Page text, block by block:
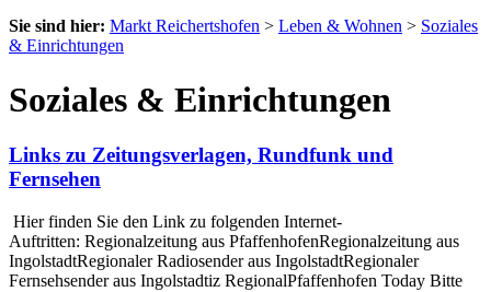
Sie sind hier: Markt Reichertshofen > Leben & Wohnen > Soziales
& Einrichtungen
Soziales & Einrichtungen
Links zu Zeitungsverlagen, Rundfunk und
Fernsehen
Hier finden Sie den Link zu folgenden Internet-
Auftritten: Regionalzeitung aus PfaffenhofenRegionalzeitung aus
IngolstadtRegionaler Radiosender aus IngolstadtRegionaler
Fernsehsender aus Ingolstadtiz RegionalPfaffenhofen Today Bitte